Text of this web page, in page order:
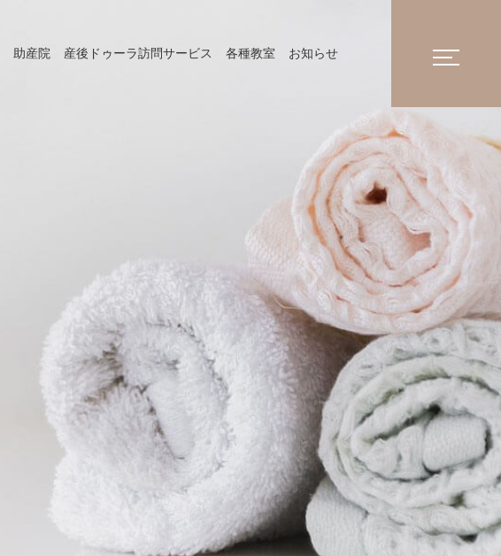
助産院 産後ドゥーラ訪問サービス 各種教室 お知らせ